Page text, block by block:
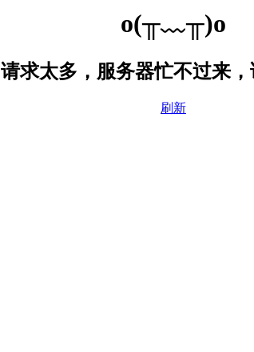
o(╥﹏╥)o
请求太多，服务器忙不过来
刷新